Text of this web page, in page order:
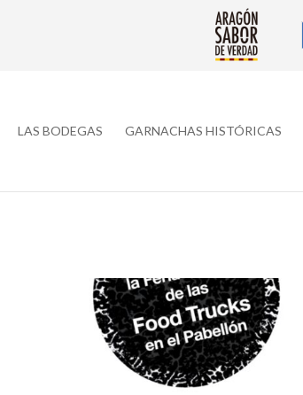
LAS BODEGAS GARNACHAS HISTÓRICAS